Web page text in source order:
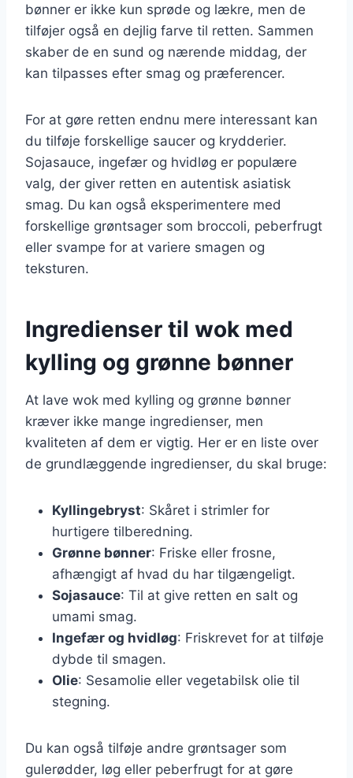
bønner er ikke kun sprøde og lækre, men de
tilføjer også en dejlig farve til retten. Sammen
skaber de en sund og nærende middag, der
kan tilpasses efter smag og præferencer.
For at gøre retten endnu mere interessant kan
du tilføje forskellige saucer og krydderier.
Sojasauce, ingefær og hvidløg er populære
valg, der giver retten en autentisk asiatisk
smag. Du kan også eksperimentere med
forskellige grøntsager som broccoli, peberfrugt
eller svampe for at variere smagen og
teksturen.
Ingredienser til wok med
kylling og grønne bønner
At lave wok med kylling og grønne bønner
kræver ikke mange ingredienser, men
kvaliteten af dem er vigtig. Her er en liste over
de grundlæggende ingredienser, du skal bruge:
Kyllingebryst: Skåret i strimler for
hurtigere tilberedning.
Grønne bønner: Friske eller frosne,
afhængigt af hvad du har tilgængeligt.
Sojasauce: Til at give retten en salt og
umami smag.
Ingefær og hvidløg: Friskrevet for at tilføje
dybde til smagen.
Olie: Sesamolie eller vegetabilsk olie til
stegning.
Du kan også tilføje andre grøntsager som
gulerødder, løg eller peberfrugt for at gøre